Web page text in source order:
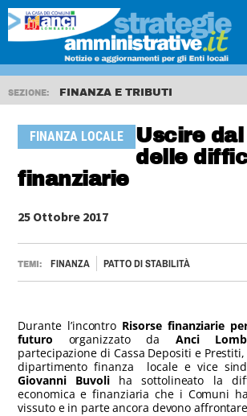
SEZIONE: FINANZA E TRIBUTI
FINANZA LOCALE
Uscire dal
delle
finanziarie
25 Ottobre 2017
TEMI: FINANZA PATTO DI STABILITÀ
Durante l’incontro Risorse finanziarie
futuro organizzato da Anci
partecipazione di Cassa Depositi e
dipartimento finanza locale e vice
Giovanni Buvoliha sottolineato la
economica e finanziaria che i Comuni
vissuto e in parte ancora devono